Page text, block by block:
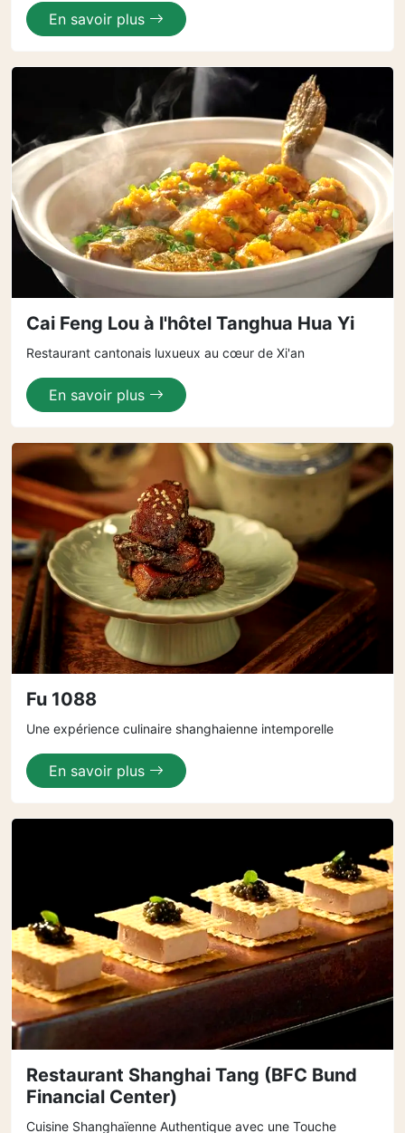
En savoir plus
Cai Feng Lou à l'hôtel Tanghua Hua Yi
Restaurant cantonais luxueux au cœur de Xi'an
En savoir plus
Fu 1088
Une expérience culinaire shanghaienne intemporelle
En savoir plus
Restaurant Shanghai Tang (BFC Bund
Financial Center)
Cuisine Shanghaïenne Authentique avec une Touche